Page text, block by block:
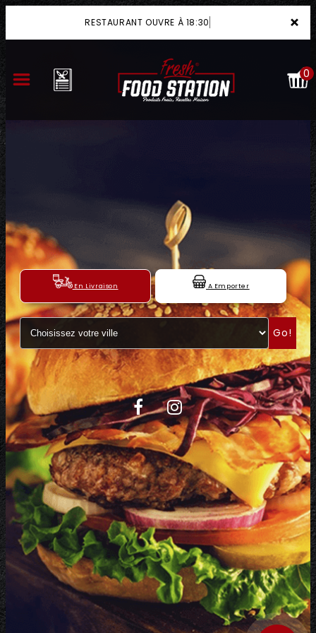
×
RESTAURANT OUVRE À 18:30
VOTRE COMPTE
NOTRE RESTAURANT
VOS AVIS
MENTIONS LÉGALES
C.G.V
0
En Livraison A Emporter
Go!